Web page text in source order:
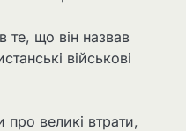
те, що він назвав
військові
великі втрати,